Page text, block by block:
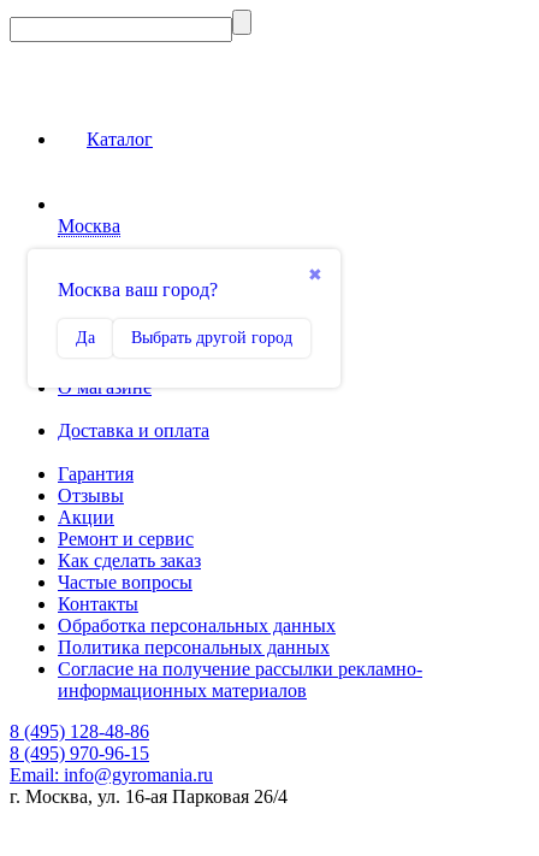
Каталог
Москва
✖
Москва ваш город?
Да Выбрать другой город
0
Избранное
О магазине
Доставка и оплата
Гарантия
Отзывы
Акции
Ремонт и сервис
Как сделать заказ
Частые вопросы
Контакты
Обработка персональных данных
Политика персональных данных
Согласие на получение рассылки рекламно-
информационных материалов
8 (495) 128-48-86
8 (495) 970-96-15
Email: info@gyromania.ru
г. Москва, ул. 16-ая Парковая 26/4